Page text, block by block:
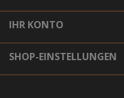
IHR KONTO
SHOP-EINSTELLUNGEN